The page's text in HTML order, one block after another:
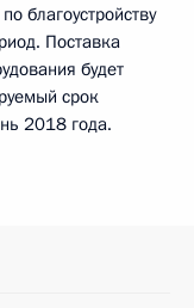
благоустройству
Поставка
будет
срок
2018 года.